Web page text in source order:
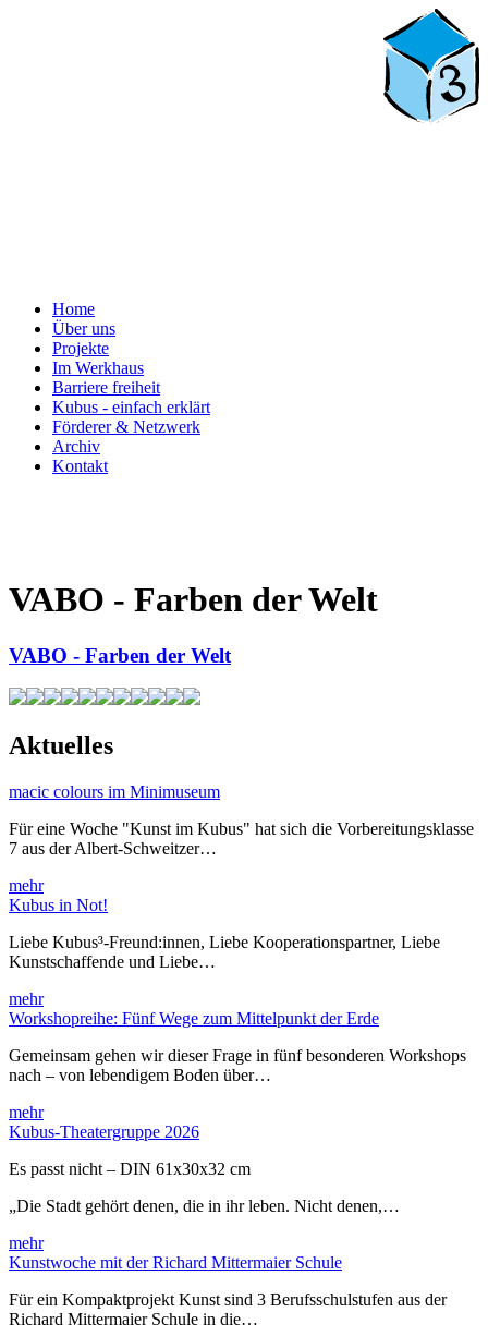
Home
Über uns
Projekte
Im Werkhaus
Barriere freiheit
Kubus - einfach erklärt
Förderer & Netzwerk
Archiv
Kontakt
VABO - Farben der Welt
VABO - Farben der Welt
Aktuelles
macic colours im Minimuseum
Für eine Woche "Kunst im Kubus" hat sich die Vorbereitungsklasse
7 aus der Albert-Schweitzer…
mehr
Kubus in Not!
Liebe Kubus³-Freund:innen, Liebe Kooperationspartner, Liebe
Kunstschaffende und Liebe…
mehr
Workshopreihe: Fünf Wege zum Mittelpunkt der Erde
Gemeinsam gehen wir dieser Frage in fünf besonderen Workshops
nach – von lebendigem Boden über…
mehr
Kubus-Theatergruppe 2026
Es passt nicht – DIN 61x30x32 cm
„Die Stadt gehört denen, die in ihr leben. Nicht denen,…
mehr
Kunstwoche mit der Richard Mittermaier Schule
Für ein Kompaktprojekt Kunst sind 3 Berufsschulstufen aus der
Richard Mittermaier Schule in die…